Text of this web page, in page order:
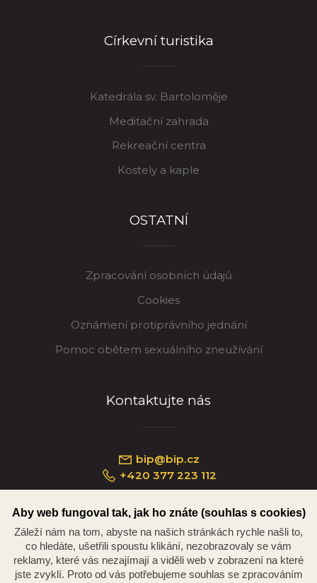
Církevní turistika
Katedrála sv. Bartoloměje
Meditační zahrada
Rekreační centra
Kostely a kaple
OSTATNÍ
Zpracování osobních údajů
Cookies
Oznámení protiprávního jednání
Pomoc obětem sexuálního zneužívání
Kontaktujte nás
bip@bip.cz
+420 377 223 112
Náměstí Republiky 234/35, 301 00 Plzeň
Aby web fungoval tak, jak ho znáte (souhlas s cookies)
Záleží nám na tom, abyste na našich stránkách rychle našli to,
co hledáte, ušetřili spoustu klikání, nezobrazovaly se vám
reklamy, které vás nezajímají a viděli web v zobrazení na které
jste zvyklí. Proto od vás potřebujeme souhlas se zpracováním